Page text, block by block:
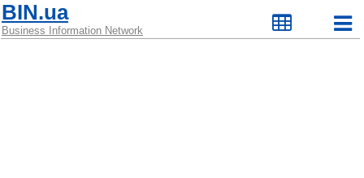
BIN.ua
Business Information Network